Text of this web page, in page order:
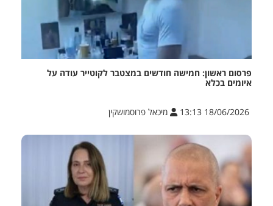
פרסום ראשון: חמישה חודשים במצטבר לקוטייר עודה על
איומים בכלא
18/06/2026 13:13 מיכאל פרוסמושקין